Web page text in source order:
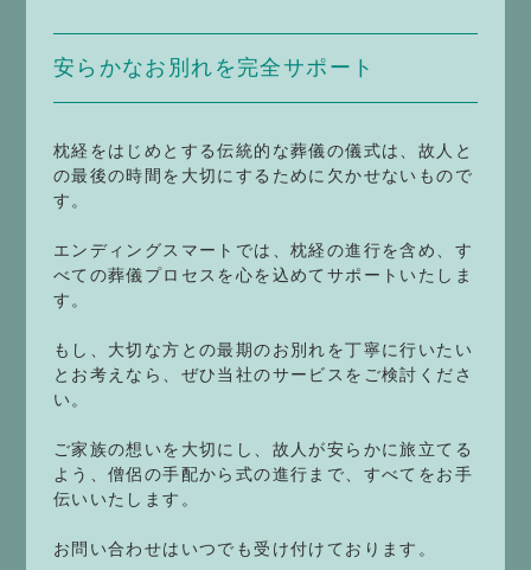
安らかなお別れを完全サポート
枕経をはじめとする伝統的な葬儀の儀式は、故人と
の最後の時間を大切にするために欠かせないもので
す。
エンディングスマートでは、枕経の進行を含め、す
べての葬儀プロセスを心を込めてサポートいたしま
す。
もし、大切な方との最期のお別れを丁寧に行いたい
とお考えなら、ぜひ当社のサービスをご検討くださ
い。
ご家族の想いを大切にし、故人が安らかに旅立てる
よう、僧侶の手配から式の進行まで、すべてをお手
伝いいたします。
お問い合わせはいつでも受け付けております。